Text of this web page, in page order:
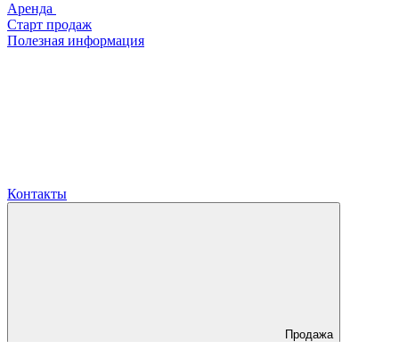
Аренда
Старт продаж
Полезная информация
Контакты
Продажа